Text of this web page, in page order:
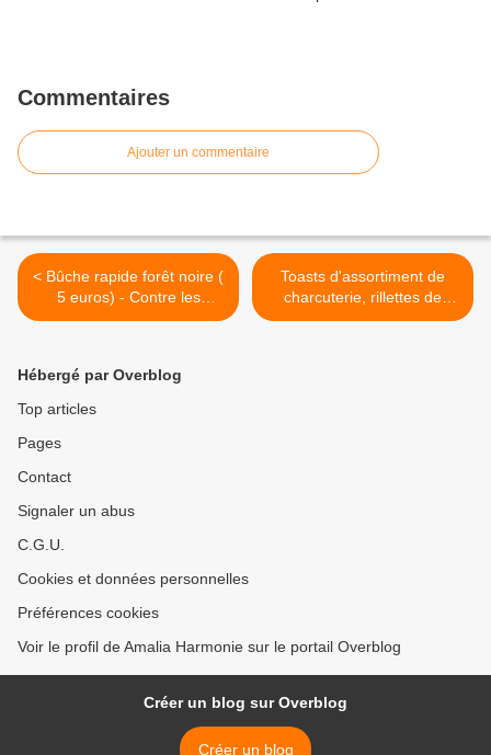
Commentaires
Ajouter un commentaire
< Bûche rapide forêt noire (
5 euros) - Contre les
actuelles bûches
Toasts d'assortiment de
charcuterie, rillettes de
saumon en entrée : contre
Hébergé par Overblog
Top articles
Pages
Contact
Signaler un abus
C.G.U.
Cookies et données personnelles
Préférences cookies
Voir le profil de Amalia Harmonie sur le portail Overblog
Créer un blog sur Overblog
Créer un blog